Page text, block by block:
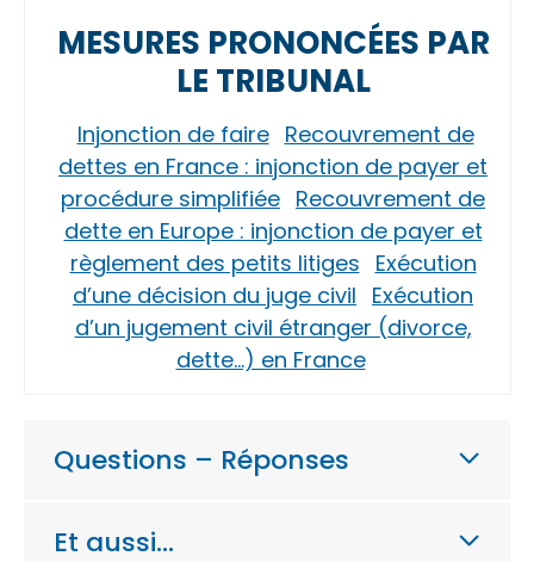
MESURES PRONONCÉES PAR
LE TRIBUNAL
Injonction de faire Recouvrement de
dettes en France : injonction de payer et
procédure simplifiée Recouvrement de
dette en Europe : injonction de payer et
règlement des petits litiges Exécution
d’une décision du juge civil Exécution
d’un jugement civil étranger (divorce,
dette…) en France
Questions – Réponses
Et aussi…